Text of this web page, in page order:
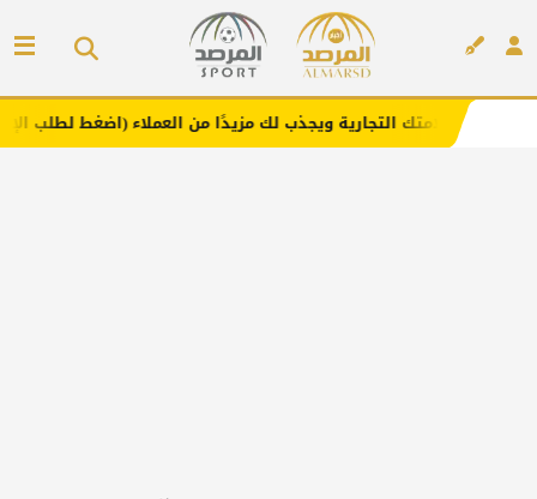
ويجذب لك مزيدًا من العملاء (اضغط لطلب الإعلان)